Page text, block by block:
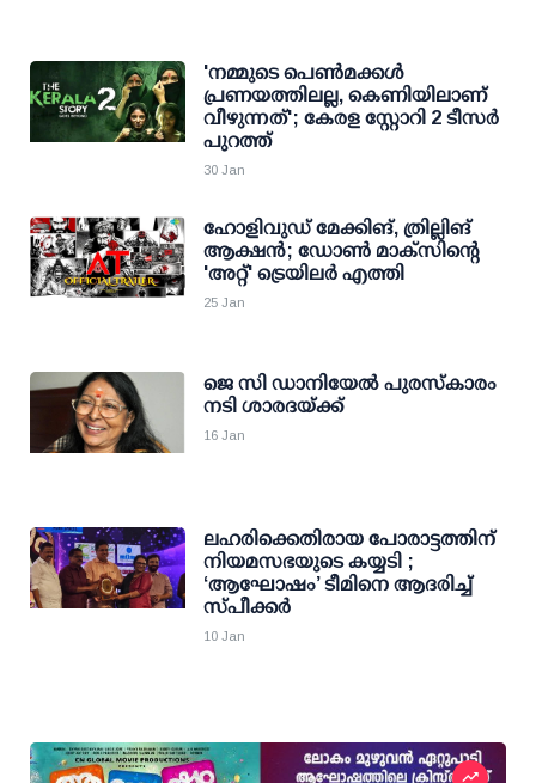
'നമ്മുടെ പെണ്‍മക്കള്‍
പ്രണയത്തിലല്ല, കെണിയിലാണ്
വീഴുന്നത്'; കേരള സ്റ്റോറി 2 ടീസര്‍
പുറത്ത്
30 Jan
ഹോളിവുഡ് മേക്കിങ്, ത്രില്ലിങ്
ആക്ഷൻ; ഡോൺ മാക്സിന്റെ
'അറ്റ്' ട്രെയിലർ എത്തി
25 Jan
ജെ സി ഡാനിയേല്‍ പുരസ്‌കാരം
നടി ശാരദയ്ക്ക്
16 Jan
ലഹരിക്കെതിരായ പോരാട്ടത്തിന്
നിയമസഭയുടെ കയ്യടി ;
‘ആഘോഷം’ ടീമിനെ ആദരിച്ച്
സ്പീക്കർ
10 Jan